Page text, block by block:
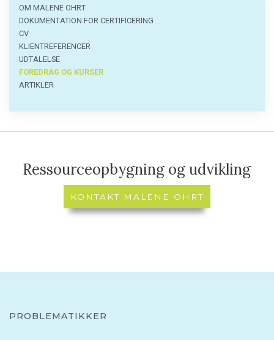
Om
malene
menu
OM MALENE OHRT
DOKUMENTATION FOR CERTIFICERING
CV
KLIENTREFERENCER
UDTALELSE
FOREDRAG OG KURSER
ARTIKLER
Ressourceopbygning og udvikling
KONTAKT MALENE OHRT
PROBLEMATIKKER